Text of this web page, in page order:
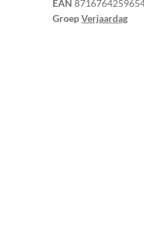
EAN
GroepVerjaardag